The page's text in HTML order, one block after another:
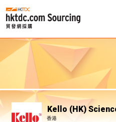
Kello (HK)
香港